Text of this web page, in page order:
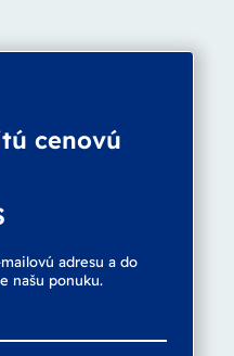
cenovú
adresu a do
našu ponuku.